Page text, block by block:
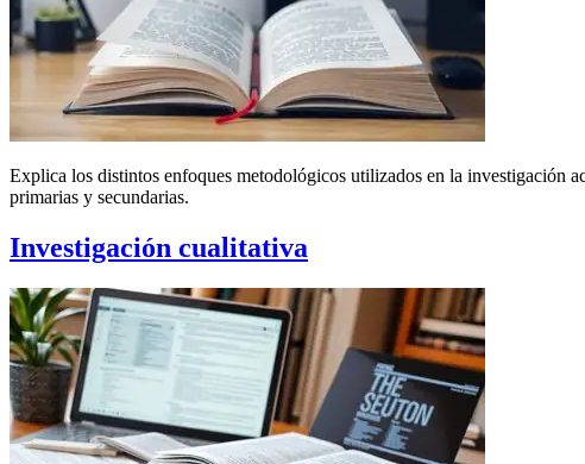
Explica los distintos enfoques metodológicos utilizados en la investigación
primarias y secundarias.
Investigación cualitativa